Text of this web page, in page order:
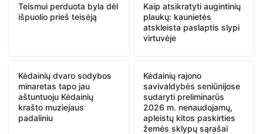
Teismui perduota byla dėl
išpuolio prieš teisėją
Kaip atsikratyti augintinių
plaukų: kaunietės
atskleista paslaptis slypi
virtuvėje
Kėdainių dvaro sodybos
minaretas tapo jau
aštuntuoju Kėdainių
krašto muziejaus
padaliniu
Kėdainių rajono
savivaldybės seniūnijose
sudaryti preliminarūs
2026 m. nenaudojamų,
apleistų kitos paskirties
žemės sklypų sąrašai